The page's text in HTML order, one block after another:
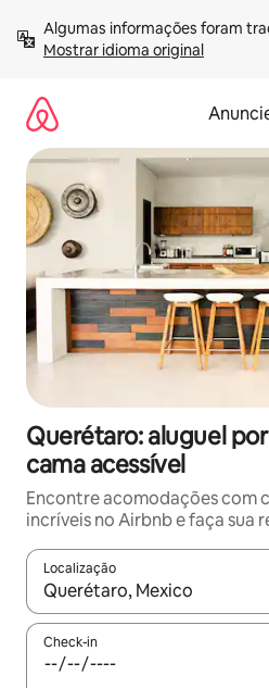
para
Mostrar idioma original
Querétaro: aluguel
cama acessível
Encontre acomodações com
incríveis no Airbnb e faça sua
Localização
Quando os resultados
Check-in